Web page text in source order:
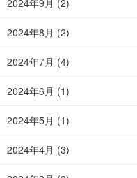
2024年8月 (2)
2024年7月 (4)
2024年6月 (1)
2024年5月 (1)
2024年4月 (3)